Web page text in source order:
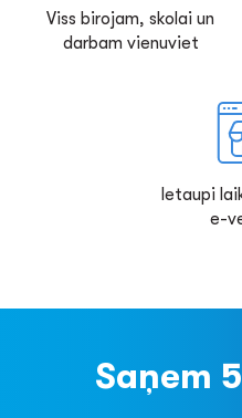
Viss birojam, skolai un
darbam vienuviet
Ietaupi
e-
Saņem